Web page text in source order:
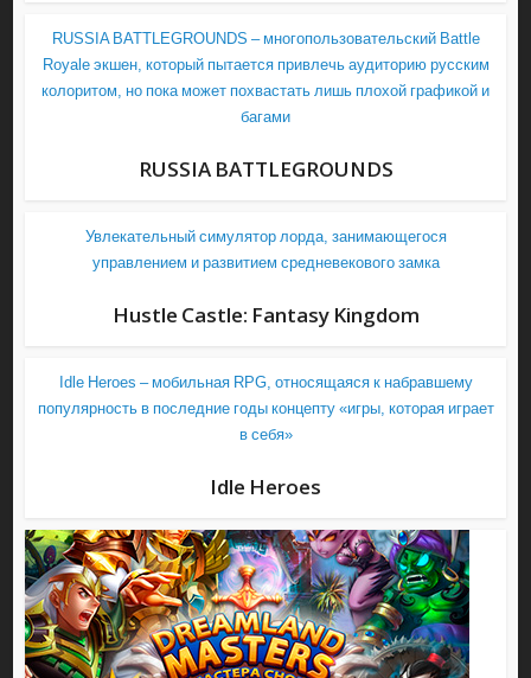
RUSSIA BATTLEGROUNDS – многопользовательский Battle
Royale экшен, который пытается привлечь аудиторию русским
колоритом, но пока может похвастать лишь плохой графикой и
багами
RUSSIA BATTLEGROUNDS
Увлекательный симулятор лорда, занимающегося
управлением и развитием средневекового замка
Hustle Castle: Fantasy Kingdom
Idle Heroes – мобильная RPG, относящаяся к набравшему
популярность в последние годы концепту «игры, которая играет
в себя»
Idle Heroes